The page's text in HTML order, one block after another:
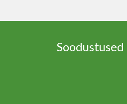
Soodustused